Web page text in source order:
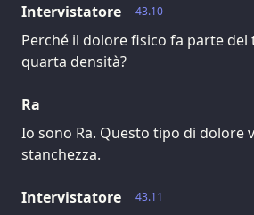
43.10
Intervistatore
Perché il dolore fisico fa parte del
quarta densità?
Ra
Io sono Ra. Questo tipo di dolore
stanchezza.
43.11
Intervistatore